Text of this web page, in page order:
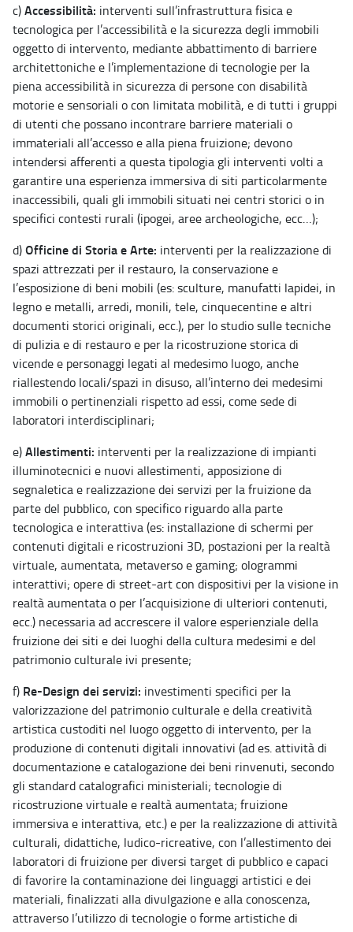
c)Accessibilità: interventi sull’infrastruttura fisica e
tecnologica per l’accessibilità e la sicurezza degli immobili
oggetto di intervento, mediante abbattimento di barriere
architettoniche e l’implementazione di tecnologie per la
piena accessibilità in sicurezza di persone con disabilità
motorie e sensoriali o con limitata mobilità, e di tutti i gruppi
di utenti che possano incontrare barriere materiali o
immateriali all’accesso e alla piena fruizione; devono
intendersi afferenti a questa tipologia gli interventi volti a
garantire una esperienza immersiva di siti particolarmente
inaccessibili, quali gli immobili situati nei centri storici o in
specifici contesti rurali (ipogei, aree archeologiche, ecc…);
d)Officine di Storia e Arte: interventi per la realizzazione di
spazi attrezzati per il restauro, la conservazione e
l’esposizione di beni mobili (es: sculture, manufatti lapidei, in
legno e metalli, arredi, monili, tele, cinquecentine e altri
documenti storici originali, ecc.), per lo studio sulle tecniche
di pulizia e di restauro e per la ricostruzione storica di
vicende e personaggi legati al medesimo luogo, anche
riallestendo locali/spazi in disuso, all’interno dei medesimi
immobili o pertinenziali rispetto ad essi, come sede di
laboratori interdisciplinari;
e)Allestimenti: interventi per la realizzazione di impianti
illuminotecnici e nuovi allestimenti, apposizione di
segnaletica e realizzazione dei servizi per la fruizione da
parte del pubblico, con specifico riguardo alla parte
tecnologica e interattiva (es: installazione di schermi per
contenuti digitali e ricostruzioni 3D, postazioni per la realtà
virtuale, aumentata, metaverso e gaming; ologrammi
interattivi; opere di street-art con dispositivi per la visione in
realtà aumentata o per l’acquisizione di ulteriori contenuti,
ecc.) necessaria ad accrescere il valore esperienziale della
fruizione dei siti e dei luoghi della cultura medesimi e del
patrimonio culturale ivi presente;
f) Re-Design dei servizi: investimenti specifici per la
valorizzazione del patrimonio culturale e della creatività
artistica custoditi nel luogo oggetto di intervento, per la
produzione di contenuti digitali innovativi (ad es. attività di
documentazione e catalogazione dei beni rinvenuti, secondo
gli standard catalografici ministeriali; tecnologie di
ricostruzione virtuale e realtà aumentata; fruizione
immersiva e interattiva, etc.) e per la realizzazione di attività
culturali, didattiche, ludico-ricreative, con l’allestimento dei
laboratori di fruizione per diversi target di pubblico e capaci
di favorire la contaminazione dei linguaggi artistici e dei
materiali, finalizzati alla divulgazione e alla conoscenza,
attraverso l’utilizzo di tecnologie o forme artistiche di